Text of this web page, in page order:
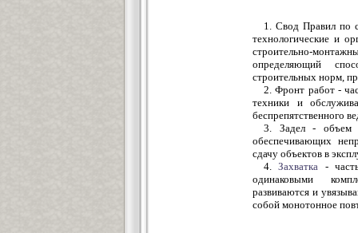
1. Свод Правил по
технологические и
строительно-
определяющий
строительных норм,
2. Фронт работ -
техники и
беспрепятственного
3. Задел - объем
обеспечивающих
сдачу объектов в
4.Захватка -
одинаковыми
развиваются и
собой монотонное